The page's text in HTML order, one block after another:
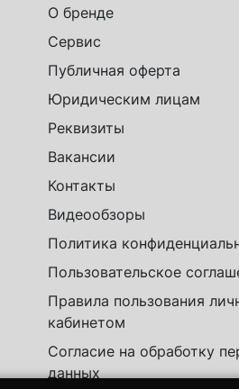
О бренде
Сервис
Публичная оферта
Юридическим лицам
Реквизиты
Вакансии
Контакты
Видеообзоры
Политика
Пользовательское
Правила пользования
кабинетом
Согласие на обработку
данных